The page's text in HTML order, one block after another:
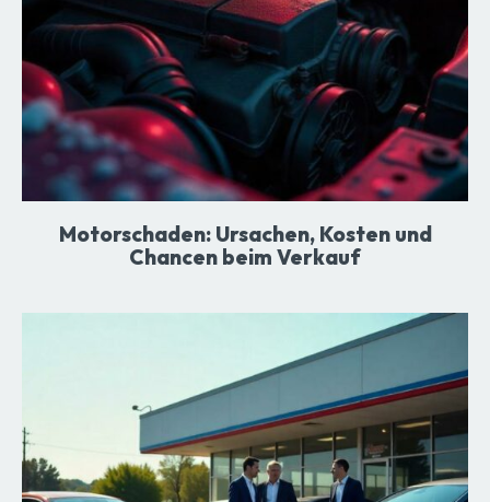
Motorschaden: Ursachen, Kosten und
Chancen beim Verkauf